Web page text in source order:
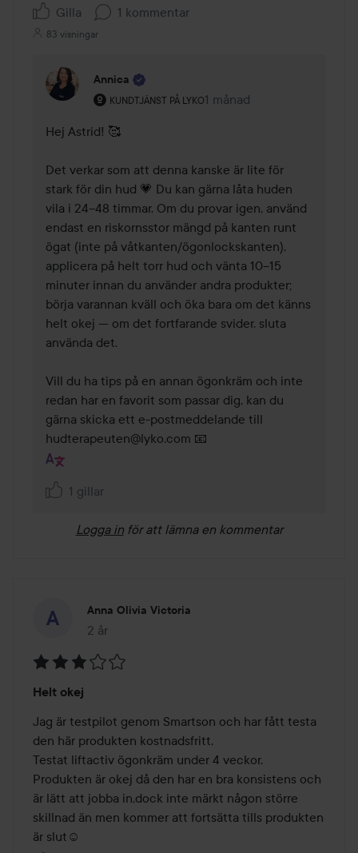
Gilla 1 kommentar
83 visningar
Annica
KUNDTJÄNST PÅ LYKO
Användarens roll: Kundtjänst på Lyko.
1 månad
Kommentaren lades 1
Hej Astrid! 🥰
Det verkar som att denna kanske är lite för
stark för din hud 💗 Du kan gärna låta huden
vila i 24–48 timmar. Om du provar igen, använd
endast en riskornsstor mängd på kanten runt
ögat (inte på våtkanten/ögonlockskanten),
applicera på helt torr hud och vänta 10–15
minuter innan du använder andra produkter;
börja varannan kväll och öka bara om det känns
helt okej — om det fortfarande svider, sluta
använda det.
Vill du ha tips på en annan ögonkräm och inte
redan har en favorit som passar dig, kan du
gärna skicka ett e-postmeddelande till
hudterapeuten@lyko.com 📧
1 gillar
Logga in för att lämna en kommentar
Anna Olivia Victoria
2 år
Inlägget skapades 2 år
3
av
5
Helt okej
Jag är testpilot genom Smartson och har fått testa
den här produkten kostnadsfritt.
Testat liftactiv ögonkräm under 4 veckor.
Produkten är okej då den har en bra konsistens och
är lätt att jobba in,dock inte märkt någon större
skillnad än men kommer att fortsätta tills produkten
är slut☺️